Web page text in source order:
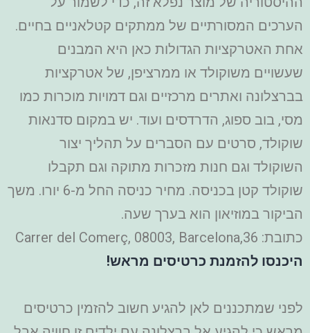
הערכים המסורתיים של ממתקים קטלאניים בחיים.
אחת האטרקציות הגדולות כאן היא המבנים
שעשויים משוקולד או ממרציפן, של אטרקציות
בברצלונה ואתרים מרכזיים וגם דמויות מוכרות כמו
מסי, בוב ספוג, הדרדסים ועוד. יש במקום סדנאות
שוקולד, סרטים עם הסברים על תהליך יצור
השוקולד וגם חנות מזכרות מתוקה וגם תקבלו
שוקולד קטן בכניסה. מחיר כניסה החל מ-6 יורו. משך
הביקור במוזיאון הוא בערך שעה.
כתובת: 36,Carrer del Comerç, 08003, Barcelona
היכנסו להזמנת כרטיסים מראש!
לפני שמתכננים לאן להגיע חשוב להזמין כרטיסים